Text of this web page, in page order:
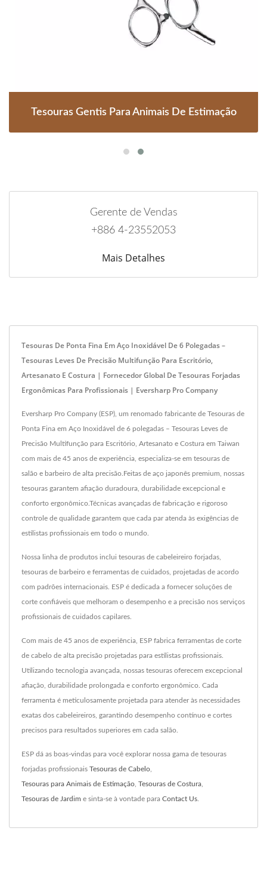
Tesouras Gentis Para Animais De Estimação
Gerente de Vendas
+886 4-23552053
Mais Detalhes
Tesouras De Ponta Fina Em Aço Inoxidável De 6 Polegadas –
Tesouras Leves De Precisão Multifunção Para Escritório,
Artesanato E Costura | Fornecedor Global De Tesouras Forjadas
Ergonômicas Para Profissionais | Eversharp Pro Company
Eversharp Pro Company (ESP), um renomado fabricante de Tesouras de
Ponta Fina em Aço Inoxidável de 6 polegadas – Tesouras Leves de
Precisão Multifunção para Escritório, Artesanato e Costura em Taiwan
com mais de 45 anos de experiência, especializa-se em tesouras de
salão e barbeiro de alta precisão.Feitas de aço japonês premium, nossas
tesouras garantem afiação duradoura, durabilidade excepcional e
conforto ergonômico.Técnicas avançadas de fabricação e rigoroso
controle de qualidade garantem que cada par atenda às exigências de
estilistas profissionais em todo o mundo.
Nossa linha de produtos inclui tesouras de cabeleireiro forjadas,
tesouras de barbeiro e ferramentas de cuidados, projetadas de acordo
com padrões internacionais. ESP é dedicada a fornecer soluções de
corte confiáveis que melhoram o desempenho e a precisão nos serviços
profissionais de cuidados capilares.
Com mais de 45 anos de experiência, ESP fabrica ferramentas de corte
de cabelo de alta precisão projetadas para estilistas profissionais.
Utilizando tecnologia avançada, nossas tesouras oferecem excepcional
afiação, durabilidade prolongada e conforto ergonômico. Cada
ferramenta é meticulosamente projetada para atender às necessidades
exatas dos cabeleireiros, garantindo desempenho contínuo e cortes
precisos para resultados superiores em cada salão.
ESP dá as boas-vindas para você explorar nossa gama de tesouras
forjadas profissionais Tesouras de Cabelo
Tesouras para Animais de Estimação Tesouras de Costura
Tesouras de Jardim e sinta-se à vontade para Contact Us